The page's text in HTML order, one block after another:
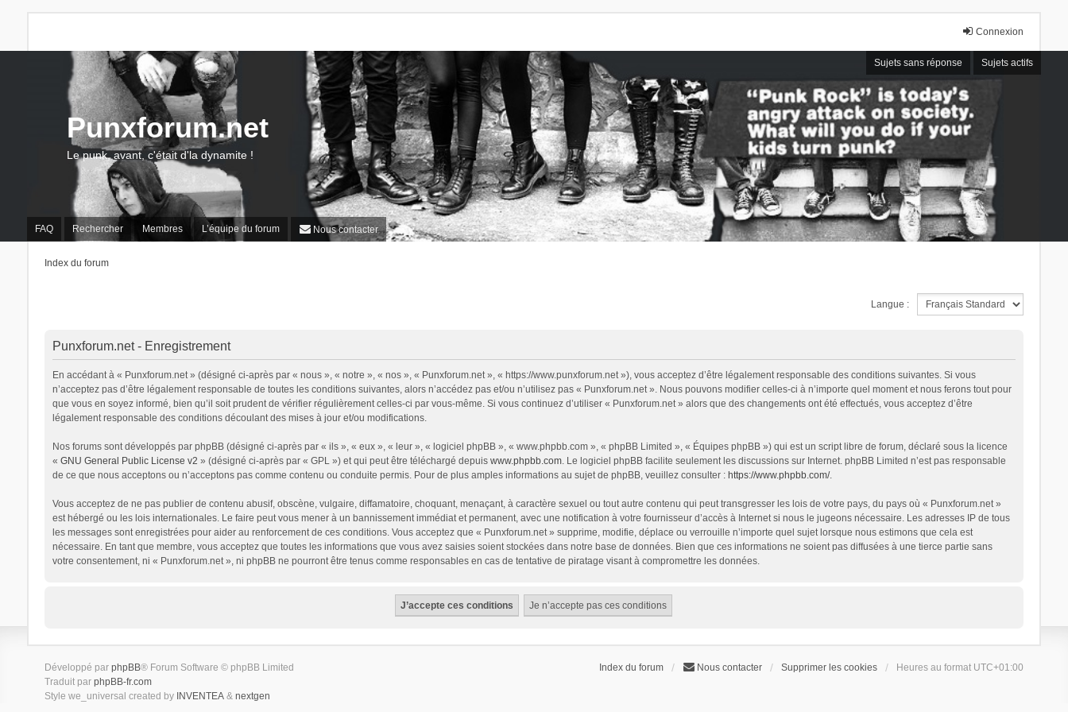
Connexion
Sujets sans réponse Sujets actifs
FAQ Rechercher Membres L’équipe du forum Nous contacter
Punxforum.net
Le punk, avant, c'était d'la dynamite !
Index du forum
Langue :
Punxforum.net - Enregistrement
En accédant à « Punxforum.net » (désigné ci-après par « nous », « notre », « nos », « Punxforum.net », « https://www.punxforum.net »), vous acceptez d’être légalement responsable des conditions suivantes. Si vous
n’acceptez pas d’être légalement responsable de toutes les conditions suivantes, alors n’accédez pas et/ou n’utilisez pas « Punxforum.net ». Nous pouvons modifier celles-ci à n’importe quel moment et nous ferons tout pour
que vous en soyez informé, bien qu’il soit prudent de vérifier régulièrement celles-ci par vous-même. Si vous continuez d’utiliser « Punxforum.net » alors que des changements ont été effectués, vous acceptez d’être
légalement responsable des conditions découlant des mises à jour et/ou modifications.
Nos forums sont développés par phpBB (désigné ci-après par « ils », « eux », « leur », « logiciel phpBB », « www.phpbb.com », « phpBB Limited », « Équipes phpBB ») qui est un script libre de forum, déclaré sous la licence
« GNU General Public License v2 » (désigné ci-après par « GPL ») et qui peut être téléchargé depuis www.phpbb.com. Le logiciel phpBB facilite seulement les discussions sur Internet. phpBB Limited n’est pas responsable
de ce que nous acceptons ou n’acceptons pas comme contenu ou conduite permis. Pour de plus amples informations au sujet de phpBB, veuillez consulter : https://www.phpbb.com/.
Vous acceptez de ne pas publier de contenu abusif, obscène, vulgaire, diffamatoire, choquant, menaçant, à caractère sexuel ou tout autre contenu qui peut transgresser les lois de votre pays, du pays où « Punxforum.net »
est hébergé ou les lois internationales. Le faire peut vous mener à un bannissement immédiat et permanent, avec une notification à votre fournisseur d’accès à Internet si nous le jugeons nécessaire. Les adresses IP de tous
les messages sont enregistrées pour aider au renforcement de ces conditions. Vous acceptez que « Punxforum.net » supprime, modifie, déplace ou verrouille n’importe quel sujet lorsque nous estimons que cela est
nécessaire. En tant que membre, vous acceptez que toutes les informations que vous avez saisies soient stockées dans notre base de données. Bien que ces informations ne soient pas diffusées à une tierce partie sans
votre consentement, ni « Punxforum.net », ni phpBB ne pourront être tenus comme responsables en cas de tentative de piratage visant à compromettre les données.
Index du forum Nous contacter Supprimer les cookies Heures au format UTC+01:00
Développé par phpBB® Forum Software © phpBB Limited
Traduit par phpBB-fr.com
Style we_universal created by INVENTEA& nextgen